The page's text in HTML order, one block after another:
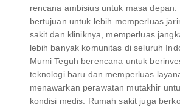
rencana ambisius untuk masa depan.
bertujuan untuk lebih memperluas
sakit dan kliniknya, memperluas
lebih banyak komunitas di seluruh
Murni Teguh berencana untuk
teknologi baru dan memperluas
menawarkan perawatan mutakhir
kondisi medis. Rumah sakit juga